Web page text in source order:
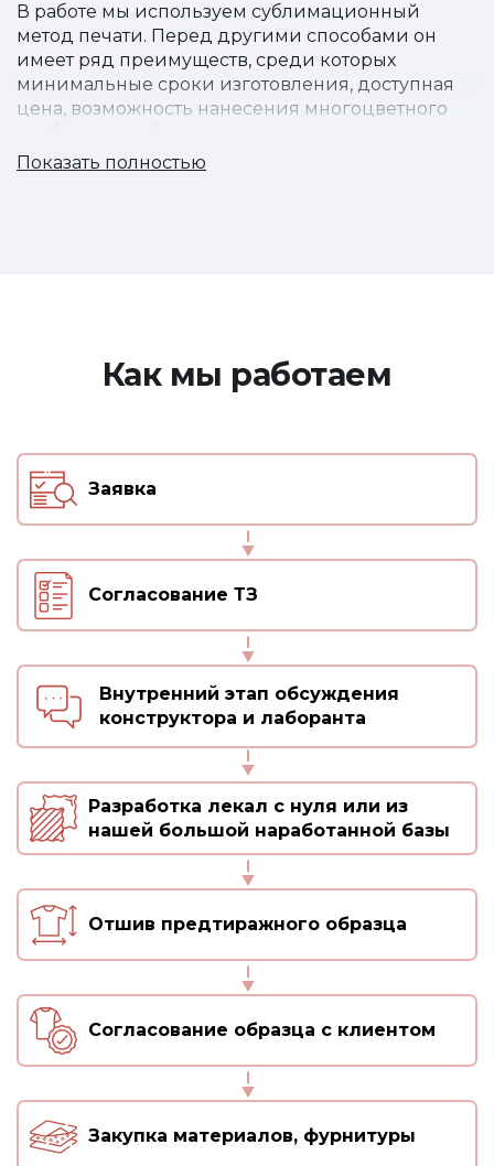
В работе мы используем сублимационный
метод печати. Перед другими способами он
имеет ряд преимуществ, среди которых
минимальные сроки изготовления, доступная
цена, возможность нанесения многоцветного
стоимость. Напечатанные рисунки и логотипы
Для формирования заказа оставьте заявку на
сайте. В ней укажите, как к вам обращаться, свой
контактный номер телефона или адрес
электронной почты и комментарий. Если у вас
есть готовый логотип, фото или изображение,
прикрепите их к заявке.
Обратившись к нам вы получите продукцию
высокого качества, изготовленную по
индивидуальным лекалам. Кроме того, мы
предоставляем возможность сэкономить на
доставке банных принадлежностей по Москве.
Так, она будет бесплатной при общей сумме
заказа свыше 100 тыс. руб.
Если у вас возникли вопросы, позвоните нам по
телефону +7 (495) 660-33-40.
Показать полностью
Как мы работаем
Заявка
Согласование ТЗ
Внутренний этап обсуждения
конструктора и лаборанта
Согласование образца с клиентом
Отшив предтиражного образца
Разработка лекал с нуля или из
нашей большой наработанной базы
Закупка материалов, фурнитуры